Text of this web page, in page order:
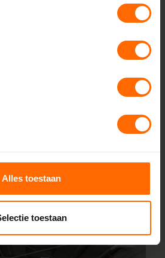
Alles toestaan
toestaan
kozijnen bestellen eenvoudig.
houden we de lijnen kort en de
jouw kozijnen online en wij
van Uithoorn. Heb je hulp nodig bij